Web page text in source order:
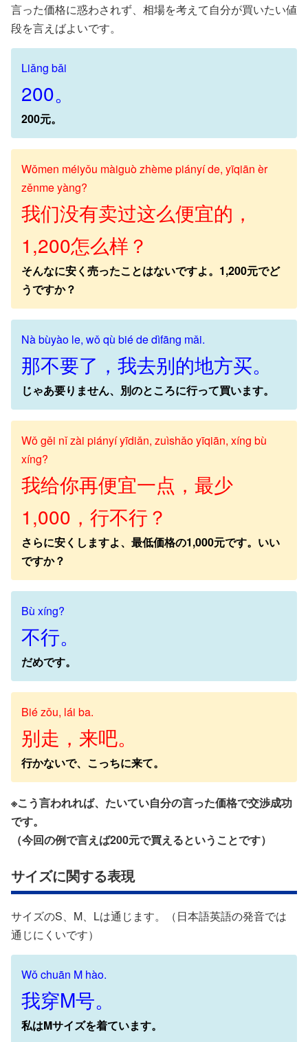
言った価格に惑わされず、相場を考えて自分が買いたい値
段を言えばよいです。
Liǎng bǎi
200。
200元。
Wǒmen méiyǒu màiguò zhème piányí de, yīqiān èr
zěnme yàng?
我们没有卖过这么便宜的，
1,200怎么样？
そんなに安く売ったことはないですよ。1,200元でど
うですか？
Nà bùyào le, wǒ qù bié de dìfāng mǎi.
那不要了，我去别的地方买。
じゃあ要りません、別のところに行って買います。
Wǒ gěi nǐ zài piányí yīdiǎn, zuìshǎo yīqiān, xíng bù
xíng?
我给你再便宜一点，最少
1,000，行不行？
さらに安くしますよ、最低価格の1,000元です。いい
ですか？
Bù xíng?
不行。
だめです。
Bié zǒu, lái ba.
别走，来吧。
行かないで、こっちに来て。
※こう言われれば、たいてい自分の言った価格で交渉成功
です。
（今回の例で言えば200元で買えるということです）
サイズに関する表現
サイズのS、M、Lは通じます。（日本語英語の発音では
通じにくいです）
Wǒ chuān M hào.
我穿M号。
私はMサイズを着ています。